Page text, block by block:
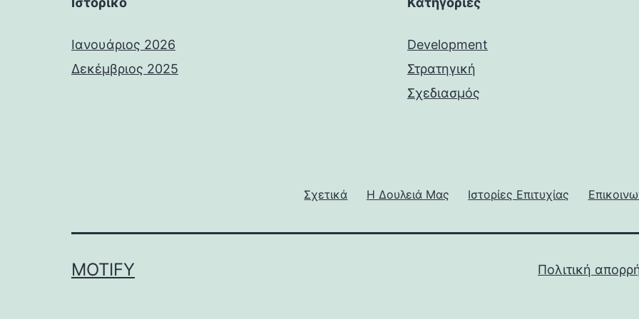
Ιανουάριος 2026
Δεκέμβριος 2025
Development
Στρατηγική
Σχεδιασμός
Σχετικά Η Δουλειά Μας Ιστορίες Επιτυχίας
MOTIFY Πολιτική